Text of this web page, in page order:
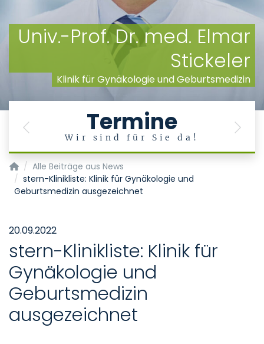
Univ.-Prof. Dr. med. Elmar
Stickeler
Klinik für Gynäkologie und Geburtsmedizin
Termine
Wir sind für Sie da!
Previous Next
Klinik für Gynäkologie und Geburtsmedizin
Alle Beiträge aus News
stern-Klinikliste: Klinik für Gynäkologie und
Geburtsmedizin ausgezeichnet
20.09.2022
stern-Klinikliste: Klinik für
Gynäkologie und
Geburtsmedizin
ausgezeichnet